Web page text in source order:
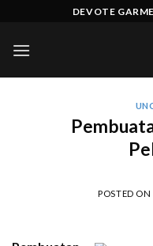
content
DEVOTE
POSTED ON